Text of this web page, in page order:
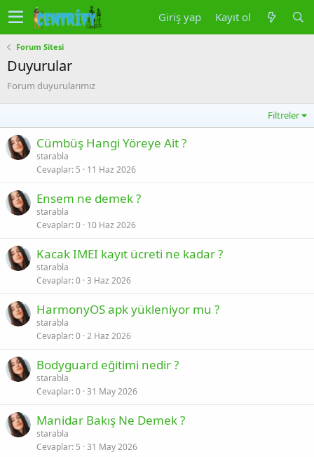
Giriş yap Kayıt ol
Forum Sitesi
Duyurular
Forum duyurularımız
Filtreler
Cümbüş Hangi Yöreye Ait ?
starabla
Cevaplar 5 11 Haz 2026
Ensem ne demek ?
starabla
Cevaplar 0 10 Haz 2026
Kacak IMEI kayıt ücreti ne kadar ?
starabla
Cevaplar 0 3 Haz 2026
HarmonyOS apk yükleniyor mu ?
starabla
Cevaplar 0 2 Haz 2026
Bodyguard eğitimi nedir ?
starabla
Cevaplar 0 31 May 2026
Manidar Bakış Ne Demek ?
starabla
Cevaplar 5 31 May 2026